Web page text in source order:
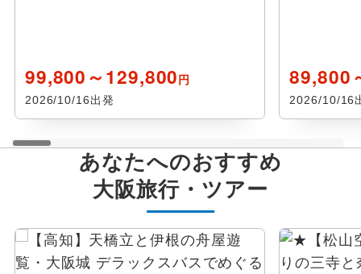
99,800～129,800円
2026/10/16出発
89,800
2026/10/16
あなたへのおすすめ
大阪旅行・ツアー